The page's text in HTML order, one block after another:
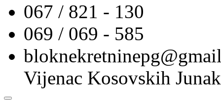
067 / 821 - 130
069 / 069 - 585
Vijenac Kosovskih